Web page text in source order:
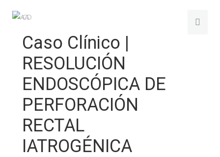
Caso Clínico |
RESOLUCIÓN
ENDOSCÓPICA DE
PERFORACIÓN
RECTAL
IATROGÉNICA